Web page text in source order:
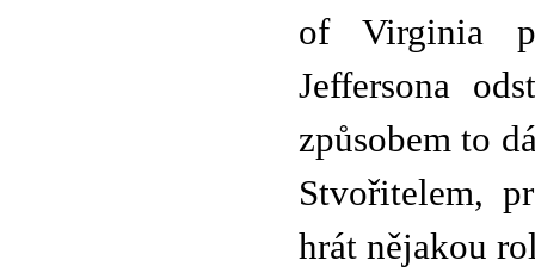
of Virginia
Jeffersona
způsobem to
Stvořitelem,
hrát nějakou